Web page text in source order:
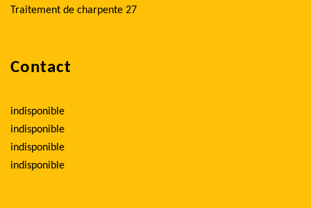
Traitement de charpente 27
Contact
indisponible
indisponible
indisponible
indisponible